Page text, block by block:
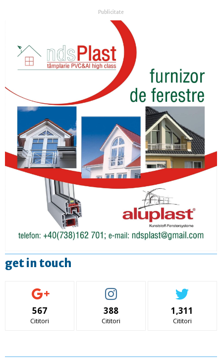
Publicitate
get in touch
567
Cititori
388
Cititori
1,311
Cititori